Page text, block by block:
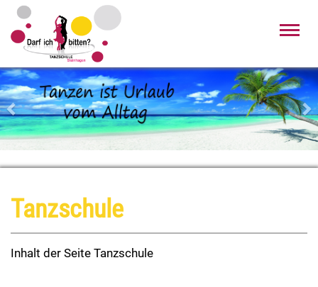
Zurück
Tanzschule
Inhalt der Seite Tanzschule